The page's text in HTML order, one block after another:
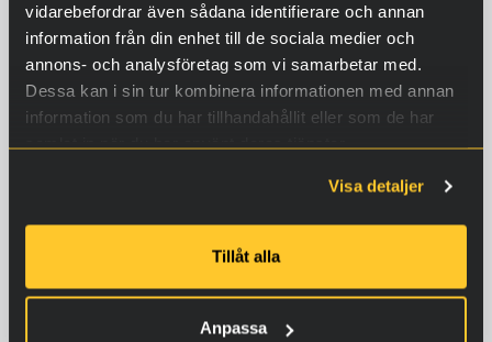
vidarebefordrar även sådana identifierare och annan
information från din enhet till de sociala medier och
annons- och analysföretag som vi samarbetar med.
Dessa kan i sin tur kombinera informationen med annan
information som du har tillhandahållit eller som de har
samlat in när du har använt deras tjänster.
Visa detaljer
Tillåt alla
Anpassa
Professional Gel 31, 200 ml
pumpflaska